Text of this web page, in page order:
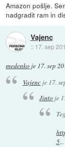
Amazon pošlje.
nadgradit ram in
Vajenc
:: 17. sep
medenko je 17. sep
Vajencje 17.
Jinto je
5...